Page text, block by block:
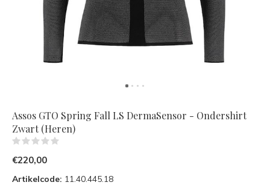
Assos GTO Spring Fall LS DermaSensor - Ondershirt
Zwart (Heren)
€220,00
Artikelcode: 11.40.445.18